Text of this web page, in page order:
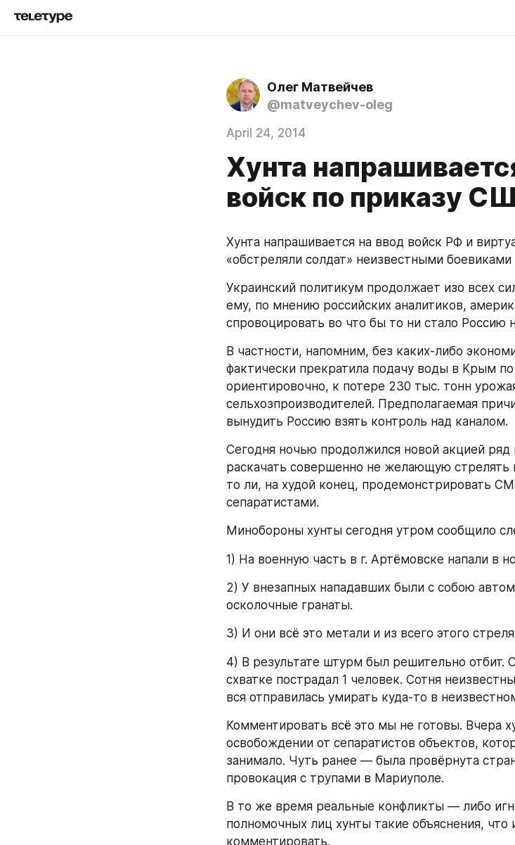
Олег Матвейчев
@matveychev-oleg
April 24, 2014
Хунта
войск по приказу
Хунта напрашивается на ввод войск РФ и
«обстреляли солдат» неизвестными боевиками
Украинский политикум продолжает изо всех
ему, по мнению российских аналитиков,
спровоцировать во что бы то ни стало Россию
В частности, напомним, без каких-либо
фактически прекратила подачу воды в Крым по
ориентировочно, к потере 230 тыс. тонн
сельхозпроизводителей. Предполагаемая
вынудить Россию взять контроль над каналом.
Сегодня ночью продолжился новой акцией
раскачать совершенно не желающую
то ли, на худой конец, продемонстрировать
сепаратистами.
Минобороны хунты сегодня утром сообщило
1) На военную часть в г. Артёмовске напали в
2) У внезапных нападавших были с собою
осколочные гранаты.
3) И они всё это метали и из всего этого
4) В результате штурм был решительно отбит.
схватке пострадал 1 человек. Сотня
вся отправилась умирать куда-то в
Комментировать всё это мы не готовы. Вчера
освобождении от сепаратистов объектов,
занимало. Чуть ранее — была провёрнута
провокация с трупами в Мариуполе.
В то же время реальные конфликты — либо
полномочных лиц хунты такие объяснения,
комментировать.